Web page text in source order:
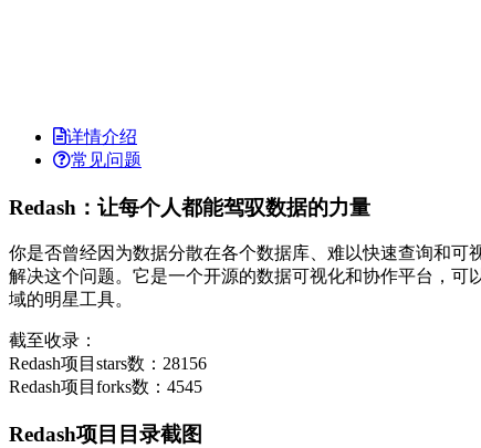
详情介绍
常见问题
Redash：让每个人都能驾驭数据的力量
你是否曾经因为数据分散在各个数据库、难以快速查询和可
解决这个问题。它是一个开源的数据可视化和协作平台，
域的明星工具。
截至收录：
Redash项目stars数：28156
Redash项目forks数：4545
Redash项目目录截图